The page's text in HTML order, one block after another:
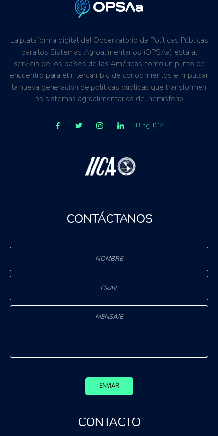
La plataforma digital del Observatorio de Políticas Públicas
para los Sistemas Agroalimentarios (OPSAa) está al
servicio de los países de las Américas como un punto de
encuentro para el intercambio de conocimientos e impulsar
la nueva generación de políticas públicas que transformen
los sistemas agroalimentarios del hemisferio.
Blog IICA
CONTÁCTANOS
ENVIAR
CONTACTO